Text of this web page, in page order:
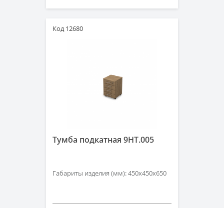
Код 12680
Тумба подкатная 9НТ.005
Габариты изделия (мм): 450х450х650